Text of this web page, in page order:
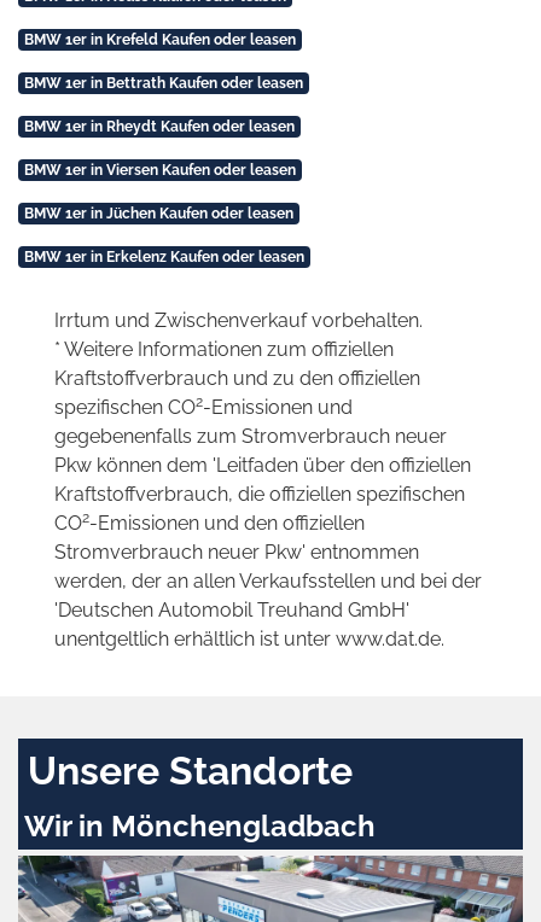
BMW 1er in Krefeld Kaufen oder leasen
BMW 1er in Bettrath Kaufen oder leasen
BMW 1er in Rheydt Kaufen oder leasen
BMW 1er in Viersen Kaufen oder leasen
BMW 1er in Jüchen Kaufen oder leasen
BMW 1er in Erkelenz Kaufen oder leasen
Irrtum und Zwischenverkauf vorbehalten.
* Weitere Informationen zum offiziellen
Kraftstoffverbrauch und zu den offiziellen
spezifischen CO2-Emissionen und
gegebenenfalls zum Stromverbrauch neuer
Pkw können dem 'Leitfaden über den offiziellen
Kraftstoffverbrauch, die offiziellen spezifischen
CO2-Emissionen und den offiziellen
Stromverbrauch neuer Pkw' entnommen
werden, der an allen Verkaufsstellen und bei der
'Deutschen Automobil Treuhand GmbH'
unentgeltlich erhältlich ist unter www.dat.de.
Unsere Standorte
Wir in Mönchengladbach